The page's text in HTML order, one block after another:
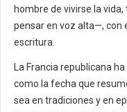
hombre de vivirse la
pensar en voz alta—, con
escritura.
La Francia republicana
como la fecha que
sea en tradiciones y en